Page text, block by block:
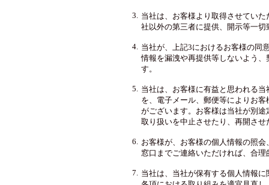
3. 当社は、お客様より取得させてい
社以外の第三者に提供、開示等一切
4. 当社が、上記3におけるお客様の同
情報を漏洩や再提供等しないよう
す。
5. 当社は、お客様に有益と思われる
を、電子メール、郵便等によりお
がございます。お客様は当社が別
取り扱いを中止させたり、再開さ
6. お客様が、お客様の個人情報の照
窓口までご連絡いただければ、合
7. 当社は、当社が保有する個人情報